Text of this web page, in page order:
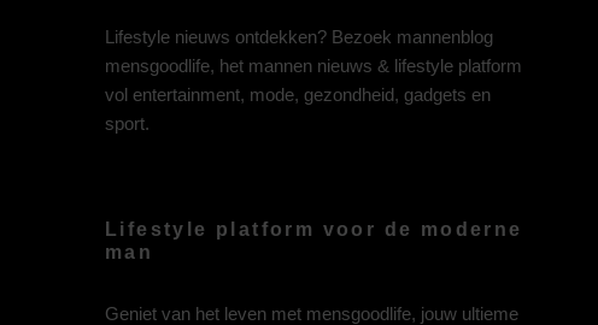
Lifestyle nieuws ontdekken? Bezoek mannenblog
mensgoodlife, het mannen nieuws & lifestyle platform
vol entertainment, mode, gezondheid, gadgets en
sport.
Lifestyle platform voor de moderne
man
Geniet van het leven met mensgoodlife, jouw ultieme